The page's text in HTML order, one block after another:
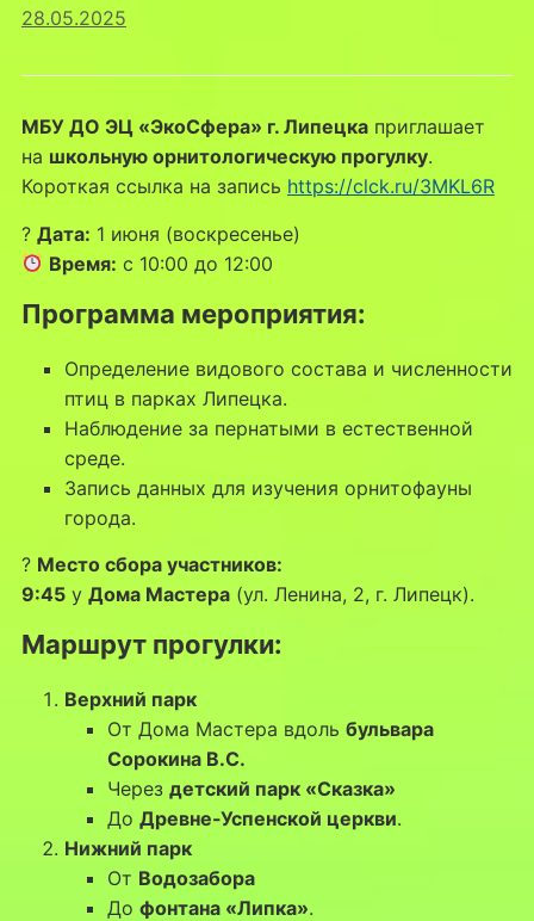
28.05.2025
МБУ ДО ЭЦ «ЭкоСфера» г. Липецкаприглашает
на школьную орнитологическую прогулку.
Короткая ссылка на запись https://clck.ru/3MKL6R
? Дата: 1 июня (воскресенье)
Время: с 10:00 до 12:00
Программа мероприятия:
Определение видового состава и численности
птиц в парках Липецка.
Наблюдение за пернатыми в естественной
среде.
Запись данных для изучения орнитофауны
города.
? Место сбора участников:
9:45у Дома Мастера(ул. Ленина, 2, г. Липецк).
Маршрут прогулки:
Верхний парк
От Дома Мастера вдоль бульвара
Сорокина В.С.
Через детский парк «Сказка»
До Древне-Успенской церкви.
Нижний парк
От Водозабора
До фонтана «Липка».